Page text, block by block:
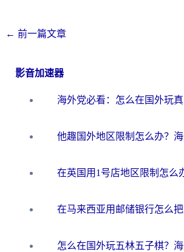
← 前一篇文章
影音加速器